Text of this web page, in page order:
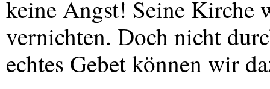
keine Angst! Seine Kirche
vernichten. Doch nicht
echtes Gebet können wir